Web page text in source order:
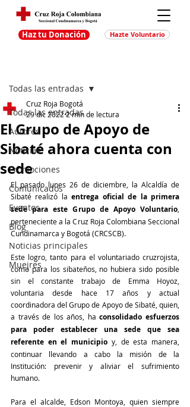
Haz tu Donación Hazte Voluntario
Todas las entradas
Autores
Noticias
Promociones
Comunicados
Eventos
Blog
Noticias principales
Muejres
Todas las entradas
El Grupo de Apoyo de
Sibaté ahora cuenta con
sede
Cruz Roja Bogotá
29 dic 20222 min de lectura
El pasado lunes 26 de diciembre, la Alcaldía de
Sibaté realizó la entrega oficial de la primera
sede para este Grupo de Apoyo Voluntario
perteneciente a la Cruz Roja Colombiana Seccional
Cundinamarca y Bogotá (CRCSCB).
Este logro, tanto para el voluntariado cruzrojista,
como para los sibateños, no hubiera sido posible
sin el constante trabajo de Emma Hoyoz,
voluntaria desde hace 17 años y actual
coordinadora del Grupo de Apoyo de Sibaté, quien,
a través de los años, ha consolidado esfuerzos
para poder establecer una sede que sea
referente en el municipio y, de esta manera,
continuar llevando a cabo la misión de la
Institución: prevenir y aliviar el sufrimiento
humano.
Para el alcalde, Edson Montoya, quien siempre